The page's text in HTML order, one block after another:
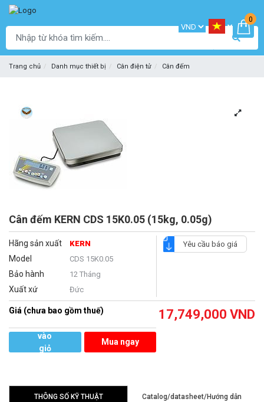
0
Trang chủ Danh mục thiết bị Cân điện tử Cân đếm
Cân đếm KERN CDS 15K0.05 (15kg, 0.05g)
Hãng sản xuất KERN
Model CDS 15K0.05
Bảo hành 12 Tháng
Xuất xứ Đức
Yêu cầu báo giá
Giá (chưa bao gồm thuế) 17,749,000 VND
vào
giỏ
Mua ngay
THÔNG SỐ KỸ THUẬT
Catalog/datasheet/Hướng dẫn